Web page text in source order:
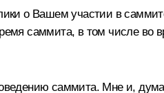
о Вашем участии в
саммита, в том числе во
саммита. Мне и,